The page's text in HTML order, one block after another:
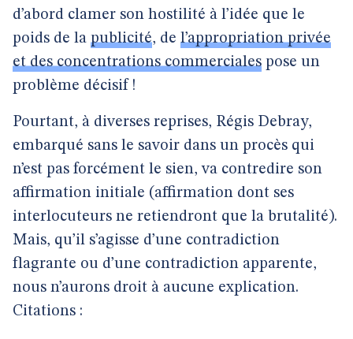
d’abord clamer son hostilité à l’idée que le
poids de la publicité, de l’appropriation privée
et des concentrations commerciales pose un
problème décisif !
Pourtant, à diverses reprises, Régis Debray,
embarqué sans le savoir dans un procès qui
n’est pas forcément le sien, va contredire son
affirmation initiale (affirmation dont ses
interlocuteurs ne retiendront que la brutalité).
Mais, qu’il s’agisse d’une contradiction
flagrante ou d’une contradiction apparente,
nous n’aurons droit à aucune explication.
Citations :